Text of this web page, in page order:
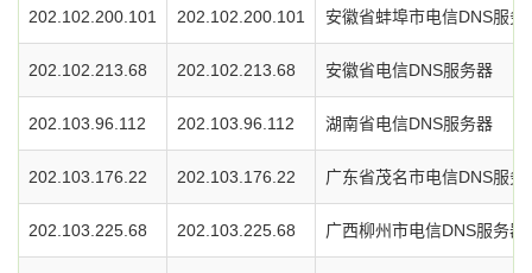
202.102.200.101 202.102.200.101 安徽省蚌埠市电信DNS服务
202.102.213.68 202.102.213.68 安徽省电信DNS服务器
202.103.96.112 202.103.96.112 湖南省电信DNS服务器
202.103.176.22 202.103.176.22 广东省茂名市电信DNS服务
202.103.225.68 202.103.225.68 广西柳州市电信DNS服务器